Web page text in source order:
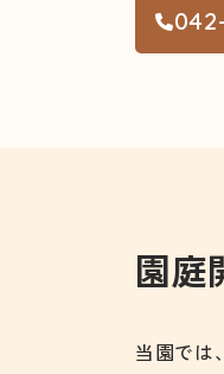
園庭
当園では